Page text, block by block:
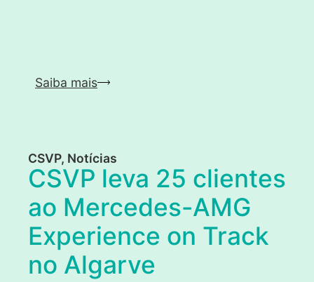
Saiba mais
CSVP, Notícias
CSVP leva 25 clientes
ao Mercedes-AMG
Experience on Track
no Algarve